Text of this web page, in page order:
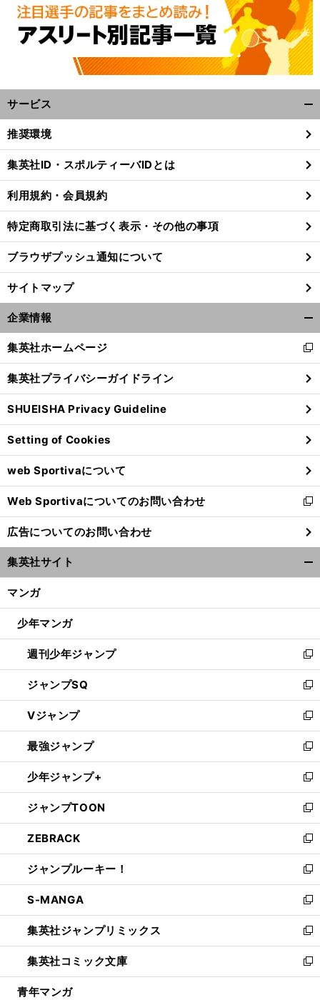
藤勝己が選定した「
歳牝馬番付
ハイレベルな世代の女王候補は
サービス
閉
る
推奨環境
集英社ID・スポルティーバIDとは
利用規約・会員規約
特定商取引法に基づく表示・その他の事項
ブラウザプッシュ通知について
サイトマップ
企業情報
閉
る
集英社ホームページ
新
し
い
ウ
ィ
ン
ド
ウ
で
開
く
集英社プライバシーガイドライン
SHUEISHA Privacy Guideline
Setting of Cookies
web Sportivaについて
Web Sportivaについてのお問い合わせ
新
し
い
ウ
ィ
ン
ウ
開
く
広告についてのお問い合わせ
集英社サイト
マンガ
少年マンガ
週刊少年ジャンプ
新
し
い
ウ
ィ
ン
ド
ウ
で
開
く
ジャンプSQ
新
し
い
ウ
ィ
ン
ド
ウ
で
開
く
Vジャンプ
新
し
い
ウ
ィ
ン
ド
ウ
で
開
く
最強ジャンプ
新
し
い
ウ
ィ
ン
ド
ウ
で
開
く
少年ジャンプ+
新
し
い
ウ
ィ
ン
ド
ウ
で
開
く
ジャンプTOON
新
し
い
ウ
ィ
ン
ド
ウ
で
開
く
ZEBRACK
新
し
い
ウ
ィ
ン
ド
ウ
で
開
ジャンプルーキー！
新
し
い
ウ
ィ
ン
ド
ウ
S-MANGA
新
し
い
ウ
ィ
ン
集英社ジャンプリミックス
新
し
い
ウ
集英社コミック文庫
新
し
青年マンガ